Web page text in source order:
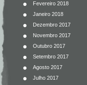
Fevereiro 2018
Janeiro 2018
Dezembro 2017
Novembro 2017
Outubro 2017
Setembro 2017
Agosto 2017
Julho 2017